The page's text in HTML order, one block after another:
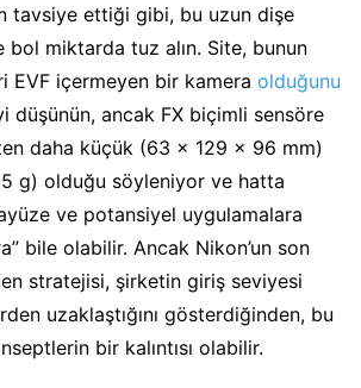
tavsiye ettiği gibi, bu uzun dişe
bol miktarda tuz alın. Site, bunun
EVF içermeyen bir kamera olduğunu
düşünün, ancak FX biçimli sensöre
daha küçük (63 x 129 x 96 mm)
g) olduğu söyleniyor ve hatta
ve potansiyel uygulamalara
bile olabilir. Ancak Nikon’un son
stratejisi, şirketin giriş seviyesi
uzaklaştığını gösterdiğinden, bu
bir kalıntısı olabilir.